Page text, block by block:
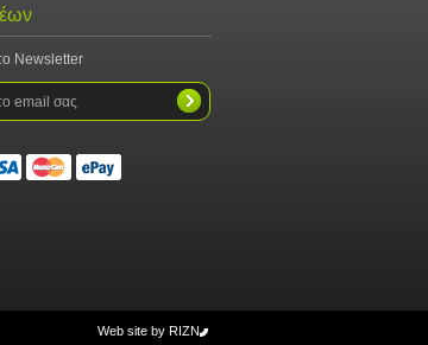
Newsletter
Web site by RIZN